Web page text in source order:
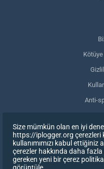
Anti-
Size mümkün olan en iyi
https://iplogger.org çerezleri
kullanımımızı kabul ettiğiniz
çerezler hakkında daha
gereken yeni bir çerez